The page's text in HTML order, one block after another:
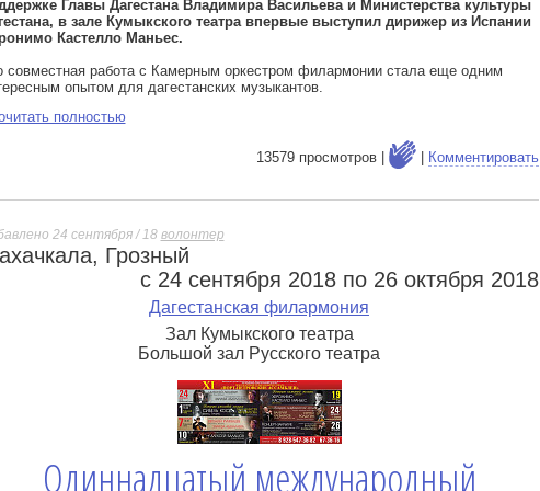
Главы Дагестана Владимира Васильева и Министерства культуры
в зале Кумыкского театра впервые выступил дирижер из Испании
Кастелло Маньес.
совместная работа с Камерным оркестром филармонии стала еще одним
опытом для дагестанских музыкантов.
полностью
13579 просмотров | Комментировать
24 сентября / 18 волонтер
Грозный
с 24 сентября 2018 по 26 октября 2018
Дагестанская филармония
Зал Кумыкского театра
Большой зал Русского театра
Одиннадцатый международный